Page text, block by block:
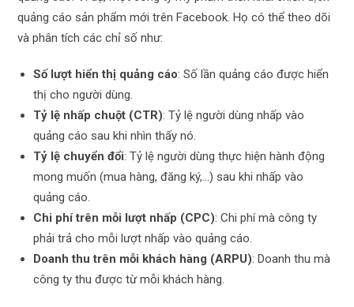
quảng cáo sản phẩm mới trên Facebook. Họ có thể theo dõi
và phân tích các chỉ số như:
Số lượt hiển thị quảng cáo: Số lần quảng cáo được hiển
thị cho người dùng.
Tỷ lệ nhấp chuột (CTR): Tỷ lệ người dùng nhấp vào
quảng cáo sau khi nhìn thấy nó.
Tỷ lệ chuyển đổi: Tỷ lệ người dùng thực hiện hành động
mong muốn (mua hàng, đăng ký,…) sau khi nhấp vào
quảng cáo.
Chi phí trên mỗi lượt nhấp (CPC): Chi phí mà công ty
phải trả cho mỗi lượt nhấp vào quảng cáo.
Doanh thu trên mỗi khách hàng (ARPU): Doanh thu mà
công ty thu được từ mỗi khách hàng.